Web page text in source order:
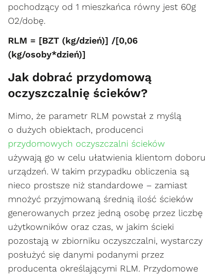
pochodzący od 1 mieszkańca równy jest 60g
O2/dobę.
RLM = [BZT (kg/dzień)] /[0,06
(kg/osoby*dzień)]
Jak dobrać przydomową
oczyszczalnię ścieków?
Mimo, że parametr RLM powstał z myślą
o dużych obiektach, producenci
przydomowych oczyszczalni ścieków
używają go w celu ułatwienia klientom doboru
urządzeń. W takim przypadku obliczenia są
nieco prostsze niż standardowe – zamiast
mnożyć przyjmowaną średnią ilość ścieków
generowanych przez jedną osobę przez liczbę
użytkowników oraz czas, w jakim ścieki
pozostają w zbiorniku oczyszczalni, wystarczy
posłużyć się danymi podanymi przez
producenta określającymi RLM. Przydomowe